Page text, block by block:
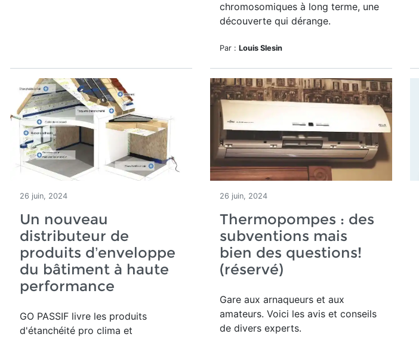
chromosomiques à long terme, une
découverte qui dérange.
Par : Louis Slesin
26 juin, 2024
Un nouveau
distributeur de
produits d’enveloppe
du bâtiment à haute
performance
GO PASSIF livre les produits
d'étanchéité pro clima et
26 juin, 2024
Thermopompes : des
subventions mais
bien des questions!
(réservé)
Gare aux arnaqueurs et aux
amateurs. Voici les avis et conseils
de divers experts.